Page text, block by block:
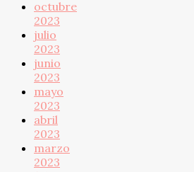
octubre
2023
julio
2023
junio
2023
mayo
2023
abril
2023
marzo
2023